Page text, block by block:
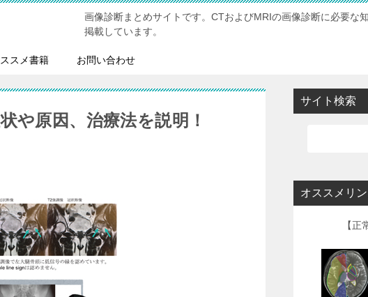
画像診断まとめサイトです。CTおよびMRIの画像診断に必要な
掲載しています。
スメ書籍 お問い合わせ
や原因、治療法を説明！
サイト検索
オススメリ
【正